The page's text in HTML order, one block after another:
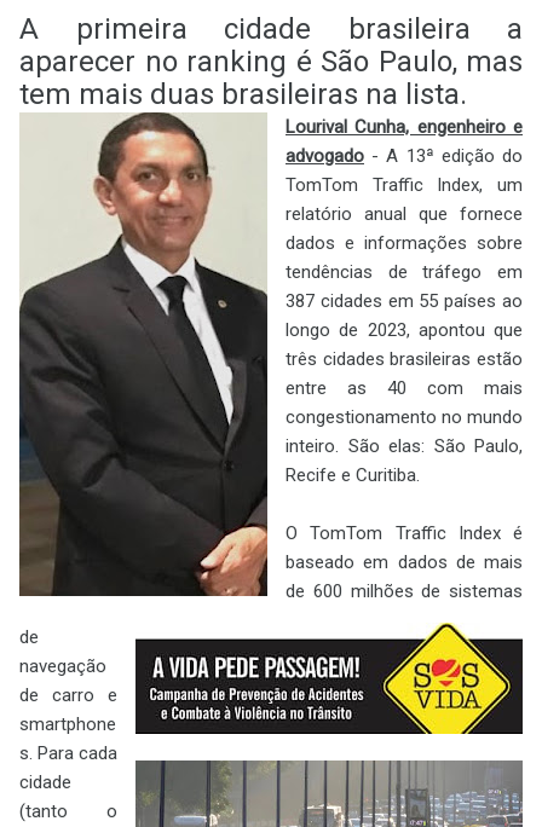
A primeira cidade brasileira a
aparecer no ranking é São Paulo, mas
tem mais duas brasileiras na lista.
Lourival Cunha, engenheiro e
advogado - A 13ª edição do
TomTom Traffic Index, um
relatório anual que fornece
dados e informações sobre
tendências de tráfego em
387 cidades em 55 países ao
longo de 2023, apontou que
três cidades brasileiras estão
entre as 40 com mais
congestionamento no mundo
inteiro. São elas: São Paulo,
Recife e Curitiba.
O TomTom Traffic Index é
baseado em dados de mais
de 600 milhões de sistemas
de
navegação
de carro e
smartphone
s. Para cada
cidade
(tanto o